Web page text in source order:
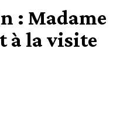
: Madame
à la visite